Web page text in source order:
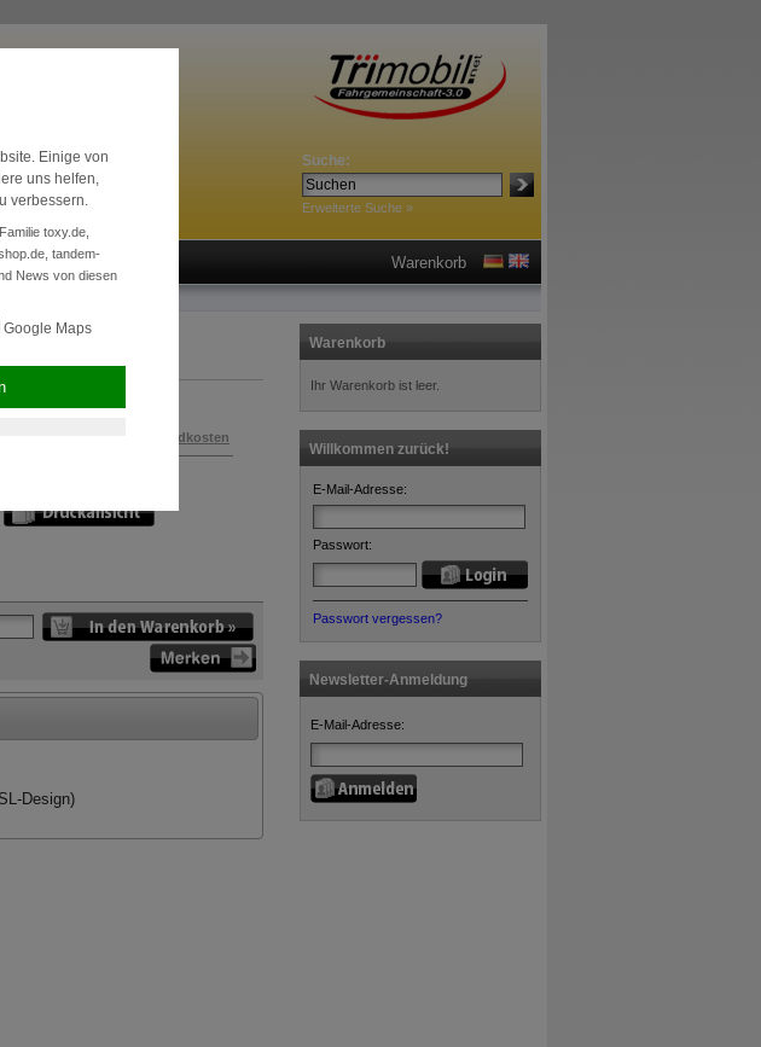
Suche:
Erweiterte Suche »
Anmelden Warenkorb
Versandkosten
Design)
Warenkorb
Ihr Warenkorb ist leer.
Willkommen zurück!
E-Mail-Adresse:
Passwort:
Passwort vergessen?
Newsletter-Anmeldung
E-Mail-Adresse:
Einige von
uns helfen,
verbessern.
toxy.de,
tandem-
News von diesen
Google Maps